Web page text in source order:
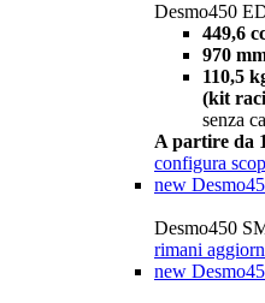
Desmo450
449,6
970
110,5
(kit
senza
A partire da
configura
new
Desmo450
rimani
new